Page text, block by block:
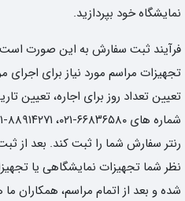
نمایشگاه خود بپردازید.
فرآیند ثبت سفارش به این صورت است
تجهیزات مراسم مورد نیاز برای
تعیین تعداد روز برای اجاره، تعیین
رنتر سفارش شما را ثبت کند. بعد از
نظر شما تجهیزات نمایشگاهی یا
شده و بعد از اتمام مراسم، همکاران